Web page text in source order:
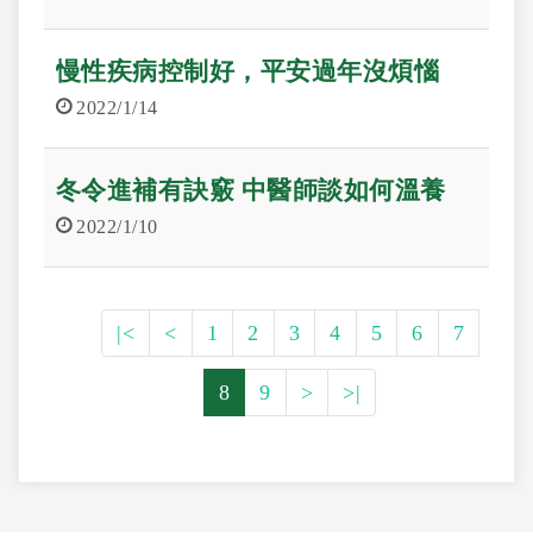
慢性疾病控制好，平安過年沒煩惱
2022/1/14
冬令進補有訣竅 中醫師談如何溫養
2022/1/10
|< < 1 2 3 4 5 6 7
8 9 > >|